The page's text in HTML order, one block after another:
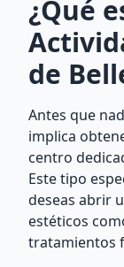
¿Qué
de
Antes que
implica
centro
Este tipo
deseas abrir
estéticos
tratamientos